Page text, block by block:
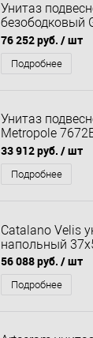
Унитаз
безободковый
961509 350 мм
крепления,
76 252 руб. / шт
Подробнее
Унитаз
Metropole
бидеткой и
смесителем
33 912 руб. / шт
Подробнее
Catalano Velis
напольный
56 088 руб. / шт
Подробнее